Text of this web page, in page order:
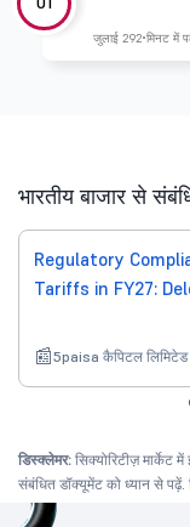
जुलाई 292 मिनट में
भारतीय बाजार से
Regulatory
Tariffs in FY27:
5paisa कैपिटल लिमिटेड
डिस्क्लेमर: सिक्योरिटीज़ मार्केट
संबंधित डॉक्यूमेंट को ध्यान से